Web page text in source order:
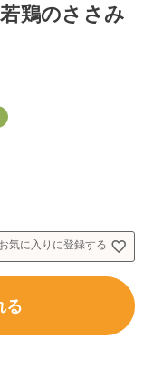
鶏のささみ
お気に入りに登録する
る